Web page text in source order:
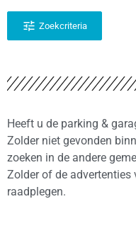
Zoekcriteria
Heeft u de parking &
Zolder niet gevonden
zoeken in de andere
Zolder of de advertenties
raadplegen.